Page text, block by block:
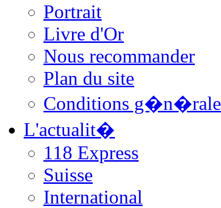
Portrait
Livre d'Or
Nous recommander
Plan du site
Conditions
L'actualit�
118 Express
Suisse
International